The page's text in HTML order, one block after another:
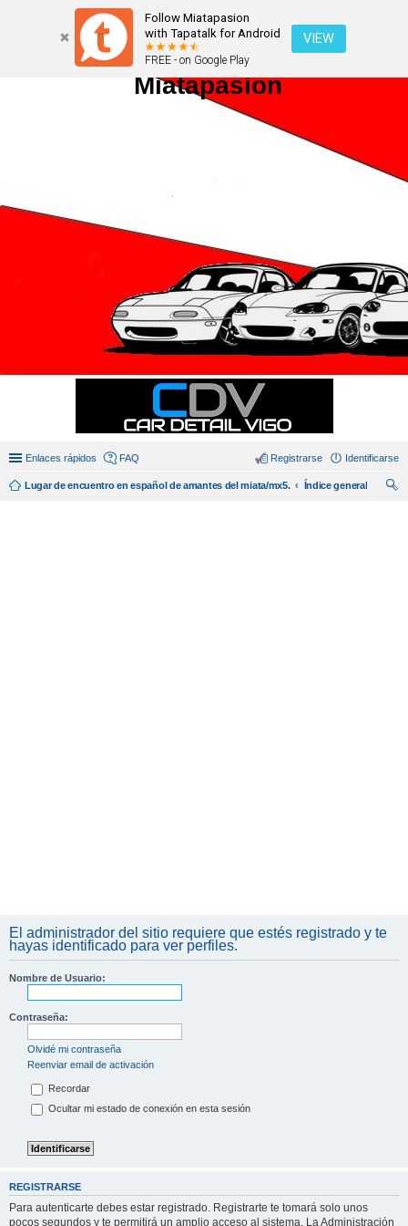
Follow Miatapasion
with Tapatalk for Android
FREE - on Google Play
VIEW
Miatapasion
Enlaces rápidos FAQ Identificarse
Registrarse
Lugar de encuentro en español de amantes del miata/mx5.
Índice general
El administrador del sitio requiere que estés registrado y te
hayas identificado para ver perfiles.
Nombre de Usuario:
Contraseña:
Olvidé mi contraseña
Reenviar email de activación
Recordar
Ocultar mi estado de conexión en esta sesión
REGISTRARSE
Para autenticarte debes estar registrado. Registrarte te tomará solo unos
pocos segundos y te permitirá un amplio acceso al sistema. La Administración